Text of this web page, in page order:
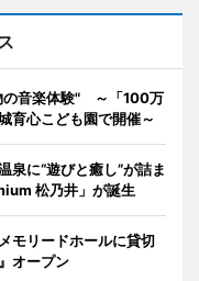
の音楽体験" ～「100万
育心こども園で開催～
泉に“遊びと癒し”が詰ま
松乃井」が誕生
モリードホールに貸切
オープン